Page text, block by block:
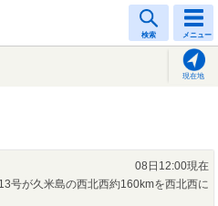
検索 メニュー
現在地
08日12:00現在
号が久米島の西北西約160kmを西北西に